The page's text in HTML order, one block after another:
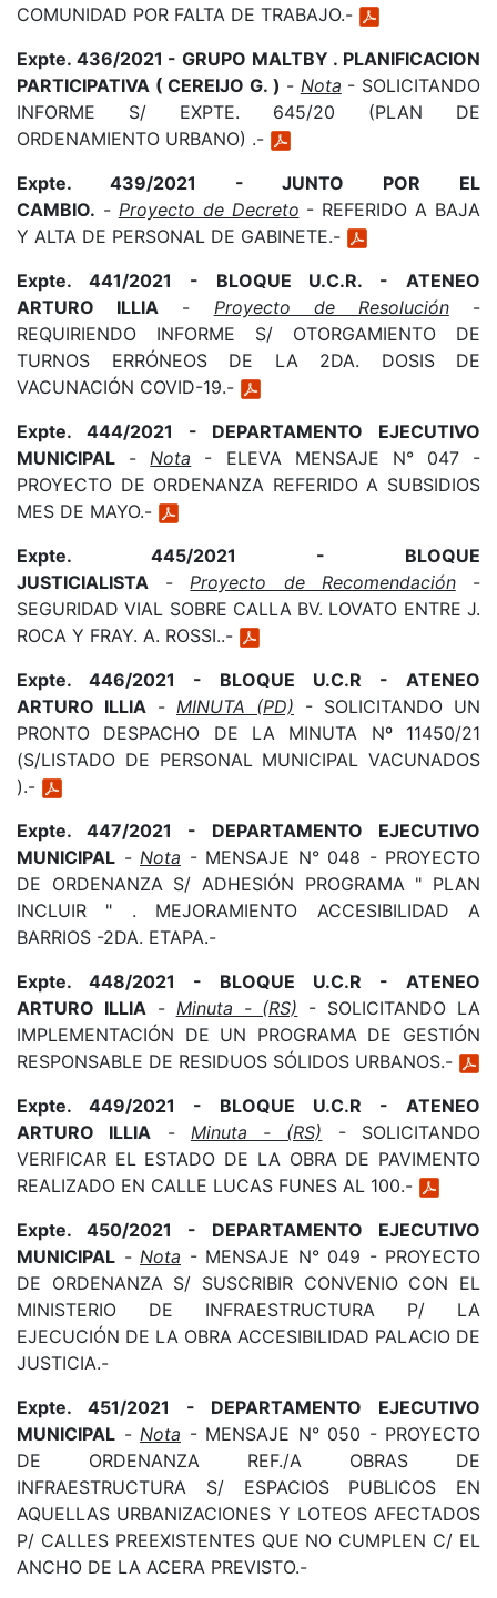
COMUNIDAD POR FALTA DE TRABAJO.-
Expte. 436/2021 - GRUPO MALTBY . PLANIFICACION
PARTICIPATIVA ( CEREIJO G. ) - Nota - SOLICITANDO
INFORME S/ EXPTE. 645/20 (PLAN DE
ORDENAMIENTO URBANO) .-
Expte. 439/2021 - JUNTO POR EL
CAMBIO. - Proyecto de Decreto - REFERIDO A BAJA
Y ALTA DE PERSONAL DE GABINETE.-
Expte. 441/2021 - BLOQUE U.C.R. - ATENEO
ARTURO ILLIA - Proyecto de Resolución-
REQUIRIENDO INFORME S/ OTORGAMIENTO DE
TURNOS ERRÓNEOS DE LA 2DA. DOSIS DE
VACUNACIÓN COVID-19.-
Expte. 444/2021 - DEPARTAMENTO EJECUTIVO
MUNICIPAL -Nota - ELEVA MENSAJE N° 047 -
PROYECTO DE ORDENANZA REFERIDO A SUBSIDIOS
MES DE MAYO.-
Expte. 445/2021 - BLOQUE
JUSTICIALISTA -Proyecto de Recomendación-
SEGURIDAD VIAL SOBRE CALLA BV. LOVATO ENTRE J.
ROCA Y FRAY. A. ROSSI..-
Expte. 446/2021 - BLOQUE U.C.R - ATENEO
ARTURO ILLIA - MINUTA (PD) - SOLICITANDO UN
PRONTO DESPACHO DE LA MINUTA Nº 11450/21
(S/LISTADO DE PERSONAL MUNICIPAL VACUNADOS
).-
Expte. 447/2021 - DEPARTAMENTO EJECUTIVO
MUNICIPAL - Nota - MENSAJE N° 048 - PROYECTO
DE ORDENANZA S/ ADHESIÓN PROGRAMA " PLAN
INCLUIR " . MEJORAMIENTO ACCESIBILIDAD A
BARRIOS -2DA. ETAPA.-
Expte. 448/2021 - BLOQUE U.C.R - ATENEO
ARTURO ILLIA- Minuta - (RS) - SOLICITANDO LA
IMPLEMENTACIÓN DE UN PROGRAMA DE GESTIÓN
RESPONSABLE DE RESIDUOS SÓLIDOS URBANOS.-
Expte. 449/2021 - BLOQUE U.C.R - ATENEO
ARTURO ILLIA - Minuta - (RS) - SOLICITANDO
VERIFICAR EL ESTADO DE LA OBRA DE PAVIMENTO
REALIZADO EN CALLE LUCAS FUNES AL 100.-
Expte. 450/2021 - DEPARTAMENTO EJECUTIVO
MUNICIPAL - Nota - MENSAJE N° 049 - PROYECTO
DE ORDENANZA S/ SUSCRIBIR CONVENIO CON EL
MINISTERIO DE INFRAESTRUCTURA P/ LA
EJECUCIÓN DE LA OBRA ACCESIBILIDAD PALACIO DE
JUSTICIA.-
Expte. 451/2021 - DEPARTAMENTO EJECUTIVO
MUNICIPAL - Nota - MENSAJE N° 050 - PROYECTO
DE ORDENANZA REF./A OBRAS DE
INFRAESTRUCTURA S/ ESPACIOS PUBLICOS EN
AQUELLAS URBANIZACIONES Y LOTEOS AFECTADOS
P/ CALLES PREEXISTENTES QUE NO CUMPLEN C/ EL
ANCHO DE LA ACERA PREVISTO.-